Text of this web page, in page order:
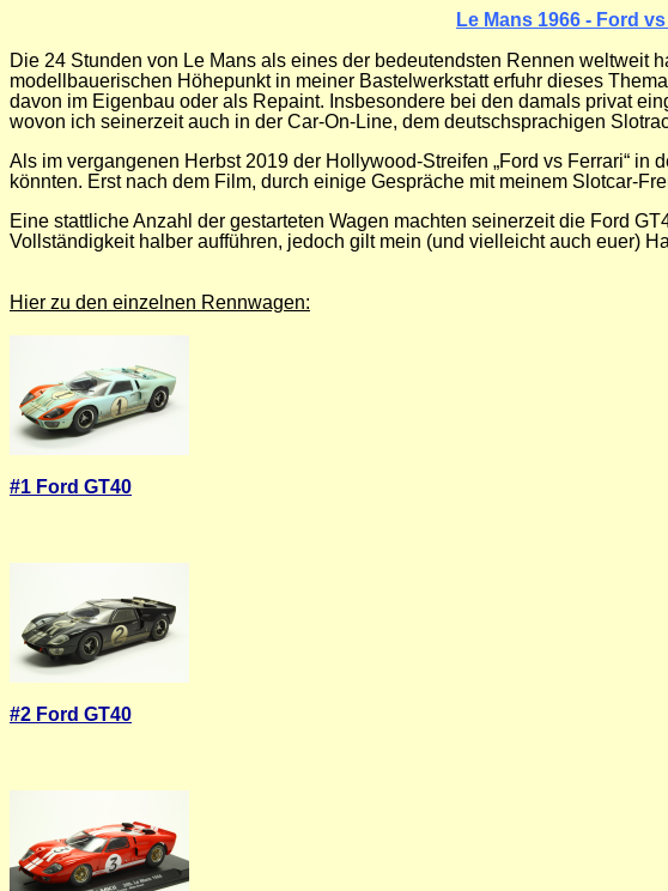
Le Mans 1966 - Ford
Die 24 Stunden von Le Mans als eines der bedeutendsten Rennen
modellbauerischen Höhepunkt in meiner Bastelwerkstatt erfuhr dieses
davon im Eigenbau oder als Repaint. Insbesondere bei den damals privat
wovon ich seinerzeit auch in der Car-On-Line, dem deutschsprachigen
Als im vergangenen Herbst 2019 der Hollywood-Streifen „Ford vs Ferrari“
könnten. Erst nach dem Film, durch einige Gespräche mit meinem Slotcar-
Eine stattliche Anzahl der gestarteten Wagen machten seinerzeit die Ford
Vollständigkeit halber aufführen, jedoch gilt mein (und vielleicht auch euer)
Hier zu den einzelnen Rennwagen:
#1 Ford GT40
#2 Ford GT40